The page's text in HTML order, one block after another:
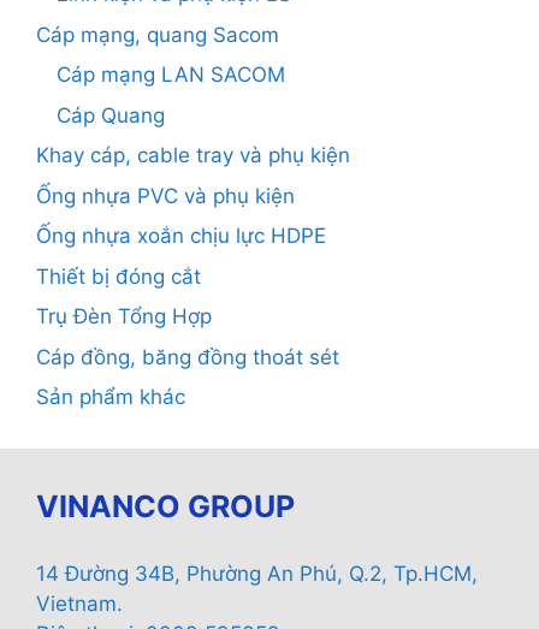
Cáp mạng, quang Sacom
Cáp mạng LAN SACOM
Cáp Quang
Khay cáp, cable tray và phụ kiện
Ống nhựa PVC và phụ kiện
Ống nhựa xoắn chịu lực HDPE
Thiết bị đóng cắt
Trụ Đèn Tổng Hợp
Cáp đồng, băng đồng thoát sét
Sản phẩm khác
VINANCO GROUP
14 Đường 34B, Phường An Phú, Q.2, Tp.HCM,
Vietnam.